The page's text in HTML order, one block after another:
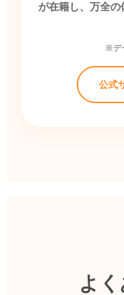
が在籍し、万全の
※デ
公式
よ